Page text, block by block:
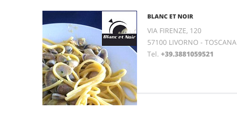
BLANC ET NOIR
VIA FIRENZE, 120
57100 LIVORNO - TOSCANA
Tel. +39.3881059521